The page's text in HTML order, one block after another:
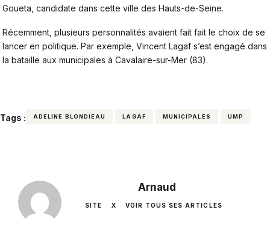
Goueta, candidate dans cette ville des Hauts-de-Seine.
Récemment, plusieurs personnalités avaient fait fait le choix de se
lancer en politique. Par exemple, Vincent Lagaf s’est engagé dans
la bataille aux municipales à Cavalaire-sur-Mer (83).
Tags : ADELINE BLONDIEAU LAGAF MUNICIPALES UMP
Arnaud
SITE X VOIR TOUS SES ARTICLES